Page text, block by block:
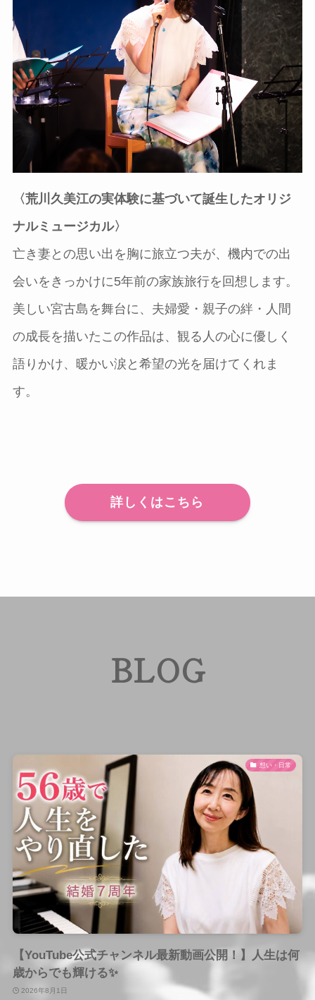
〈荒川久美江の実体験に基づいて誕生したオリジ
ナルミュージカル〉
亡き妻との思い出を胸に旅立つ夫が、機内での出
会いをきっかけに5年前の家族旅行を回想します。
美しい宮古島を舞台に、夫婦愛・親子の絆・人間
の成長を描いたこの作品は、観る人の心に優しく
語りかけ、暖かい涙と希望の光を届けてくれま
す。
詳しくはこちら
BLOG
想い・日常
【YouTube公式チャンネル最新動画公開！】人生は何
歳からでも輝ける✨
2026年8月1日